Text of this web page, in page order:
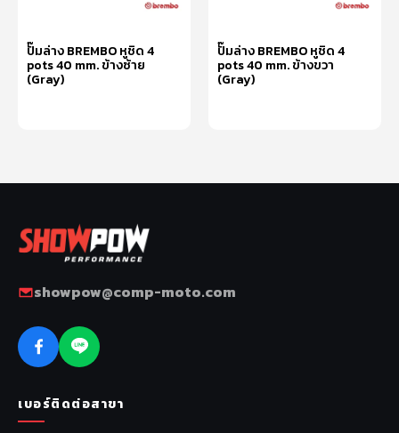
ปั๊มล่าง BREMBO หูชิด 4
pots 40 mm. ข้างซ้าย
(Gray)
ปั๊มล่าง BREMBO หูชิด 4
pots 40 mm. ข้างขวา
(Gray)
showpow@comp-moto.com
เบอร์ติดต่อสาขา